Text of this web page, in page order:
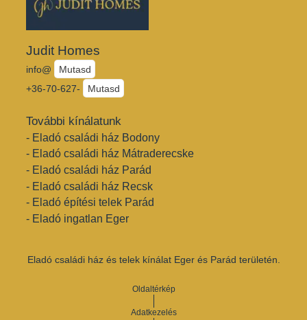
Judit Homes
info@
Mutasd
+36-70-627-
Mutasd
További kínálatunk
- Eladó családi ház Bodony
- Eladó családi ház Mátraderecske
- Eladó családi ház Parád
- Eladó családi ház Recsk
- Eladó építési telek Parád
- Eladó ingatlan Eger
Eladó családi ház és telek kínálat Eger és Parád területén.
Oldaltérkép
Adatkezelés